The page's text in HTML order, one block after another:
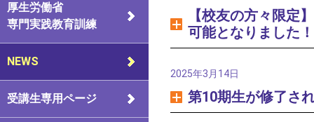
【校友の方々限定
可能となりました！
2025年3月14日
第10期生が修了さ
厚生労働省
専門実践教育訓練
NEWS
受講生専用ページ